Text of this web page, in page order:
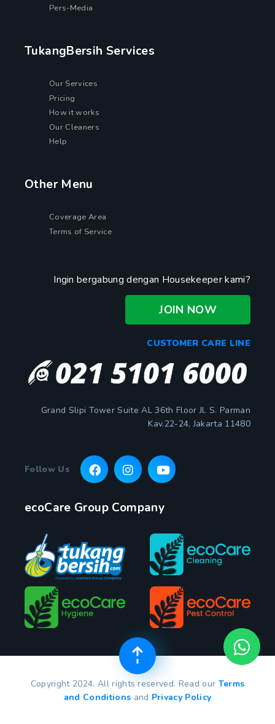
Pers-Media
TukangBersih Services
Our Services
Pricing
How it works
Our Cleaners
Help
Other Menu
Coverage Area
Terms of Service
Ingin bergabung dengan Housekeeper kami?
JOIN NOW
CUSTOMER CARE LINE
Grand Slipi Tower Suite AL 36th Floor Jl. S. Parman
Kav.22-24, Jakarta 11480
Follow Us
ecoCare Group Company
Copyright 2024. All rights reserved. Read our Terms
and Conditions and Privacy Policy